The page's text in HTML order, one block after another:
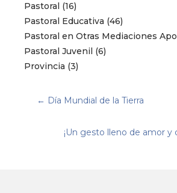
Pastoral (16)
Pastoral Educativa (46)
Pastoral en Otras Mediaciones
Pastoral Juvenil (6)
Provincia (3)
← Día Mundial de la Tierra
¡Un gesto lleno de amor y